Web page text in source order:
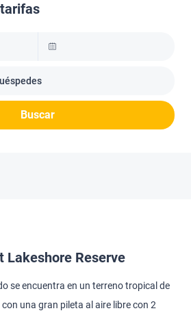
Buscar
Lakeshore Reserve
se encuentra en un terreno tropical de
una gran pileta al aire libre con 2